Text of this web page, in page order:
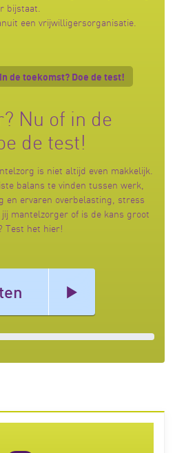
bijstaat.
een vrijwilligersorganisatie.
de toekomst? Doe de test!
Nu of in de
de test!
is niet altijd even makkelijk.
balans te vinden tussen werk,
en ervaren overbelasting, stress
mantelzorger of is de kans groot
Test het hier!